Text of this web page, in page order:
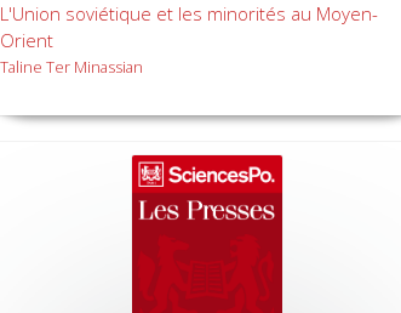
L'Union soviétique et les minorités au Moyen-
Orient
Taline Ter Minassian